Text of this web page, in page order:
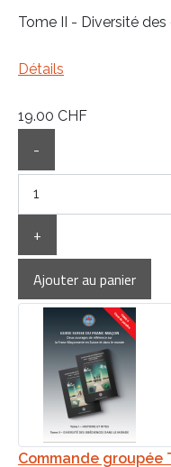
Tome II - Diversité
Détails
19.00 CHF
-
+
Commande groupée